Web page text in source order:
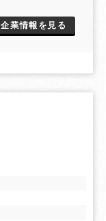
企業情報を見る